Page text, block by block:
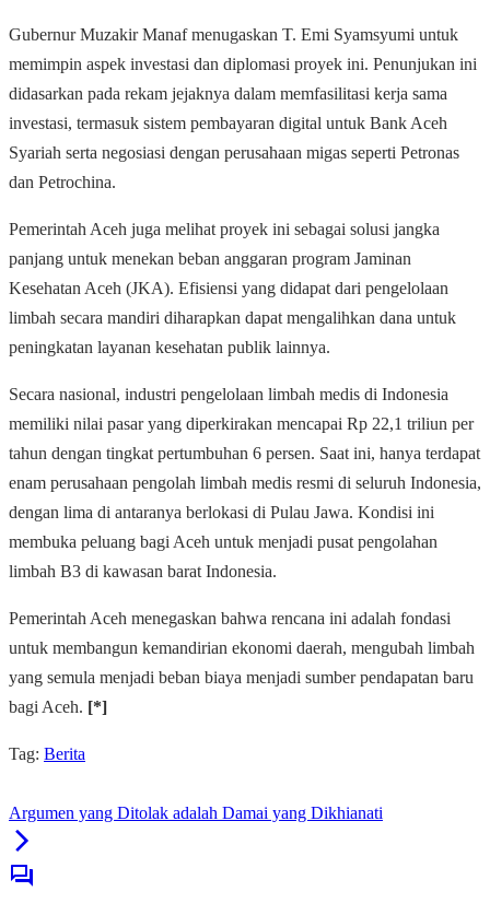
Gubernur Muzakir Manaf menugaskan T. Emi Syamsyumi untuk
memimpin aspek investasi dan diplomasi proyek ini. Penunjukan ini
didasarkan pada rekam jejaknya dalam memfasilitasi kerja sama
investasi, termasuk sistem pembayaran digital untuk Bank Aceh
Syariah serta negosiasi dengan perusahaan migas seperti Petronas
dan Petrochina.
Pemerintah Aceh juga melihat proyek ini sebagai solusi jangka
panjang untuk menekan beban anggaran program Jaminan
Kesehatan Aceh (JKA). Efisiensi yang didapat dari pengelolaan
limbah secara mandiri diharapkan dapat mengalihkan dana untuk
peningkatan layanan kesehatan publik lainnya.
Secara nasional, industri pengelolaan limbah medis di Indonesia
memiliki nilai pasar yang diperkirakan mencapai Rp 22,1 triliun per
tahun dengan tingkat pertumbuhan 6 persen. Saat ini, hanya terdapat
enam perusahaan pengolah limbah medis resmi di seluruh Indonesia,
dengan lima di antaranya berlokasi di Pulau Jawa. Kondisi ini
membuka peluang bagi Aceh untuk menjadi pusat pengolahan
limbah B3 di kawasan barat Indonesia.
Pemerintah Aceh menegaskan bahwa rencana ini adalah fondasi
untuk membangun kemandirian ekonomi daerah, mengubah limbah
yang semula menjadi beban biaya menjadi sumber pendapatan baru
bagi Aceh. [*]
Tag: Berita
Argumen yang Ditolak adalah Damai yang Dikhianati